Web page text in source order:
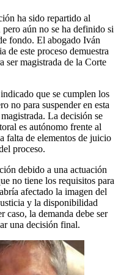
ha sido repartido al
aún no se ha definido si
fondo. El abogado Iván
de este proceso demuestra
ser magistrada de la Corte
que se cumplen los
no para suspender en esta
La decisión se
es autónomo frente al
falta de elementos de juicio
proceso.
debido a una actuación
no tiene los requisitos para
afectado la imagen del
y la disponibilidad
caso, la demanda debe ser
una decisión final.